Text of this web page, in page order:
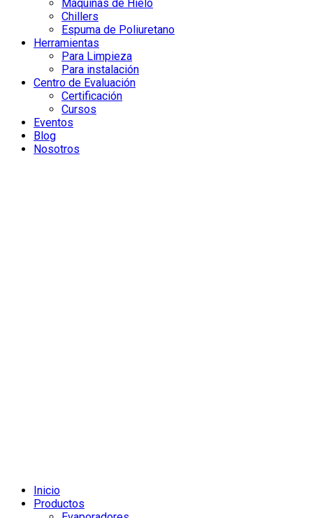
Máquinas de Hielo
Chillers
Espuma de Poliuretano
Herramientas
Para Limpieza
Para instalación
Centro de Evaluación
Certificación
Cursos
Eventos
Blog
Nosotros
Inicio
Productos